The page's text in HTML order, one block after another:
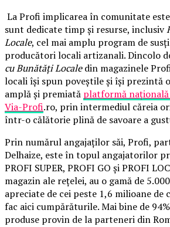
La Profi implicarea în comunitate
sunt dedicate timp și resurse, inclusiv
Locale, cel mai amplu program de
producători locali artizanali. Dincolo
cu Bunătăți Localedin magazinele
locali își spun poveștile și își prezintă
amplă și premiată platformă
Via-Profi.ro, prin intermediul căreia
într-o călătorie plină de savoare a
Prin numărul angajaților săi, Profi,
Delhaize, este în topul angajatorilor
PROFI SUPER, PROFI GO și PROFI
magazin ale rețelei, au o gamă de
apreciate de cei peste 1,6 milioane
fac aici cumpărăturile. Mai bine de
produse provin de la parteneri din